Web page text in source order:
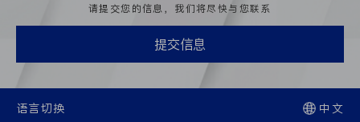
请提交您的信息，我们将尽快与您联系
提交信息
语言切换 中文